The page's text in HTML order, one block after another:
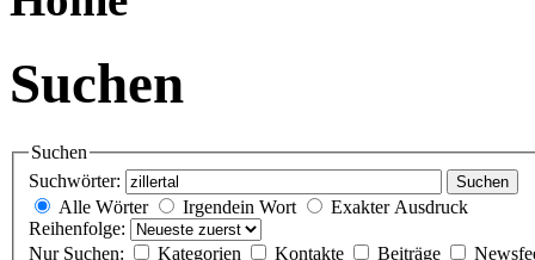
Suchen
Suchen
Suchwörter:
Suchen
Alle Wörter Irgendein Wort
Exakter Ausdruck
Reihenfolge:
Nur Suchen:
Kategorien Kontakte Beiträge